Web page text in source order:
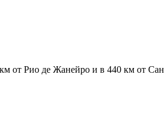
от Рио де Жанейро и в 440 км от